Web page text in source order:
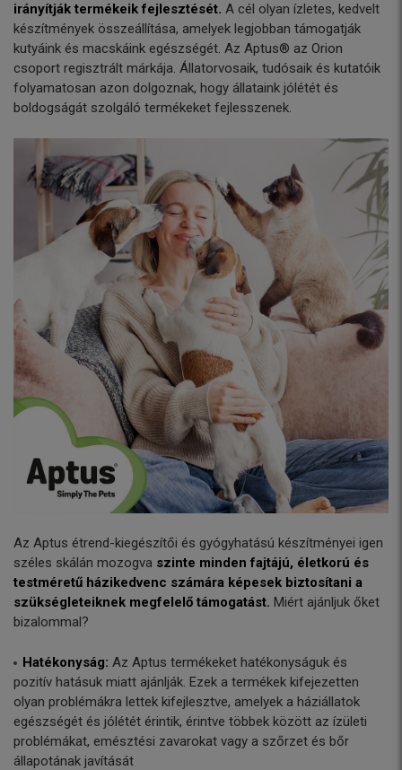
irányítják termékeik fejlesztését. A cél olyan ízletes, kedvelt
készítmények összeállítása, amelyek legjobban támogatják
kutyáink és macskáink egészségét. Az Aptus® az Orion
csoport regisztrált márkája. Állatorvosaik, tudósaik és kutatóik
folyamatosan azon dolgoznak, hogy állataink jólétét és
boldogságát szolgáló termékeket fejlesszenek.
Az Aptus étrend-kiegészítői és gyógyhatású készítményei igen
széles skálán mozogva szinte minden fajtájú, életkorú és
testméretű házikedvenc számára képesek biztosítani a
szükségleteiknek megfelelő támogatást. Miért ajánljuk őket
bizalommal?
Hatékonyság: Az Aptus termékeket hatékonyságuk és
pozitív hatásuk miatt ajánlják. Ezek a termékek kifejezetten
olyan problémákra lettek kifejlesztve, amelyek a háziállatok
egészségét és jólétét érintik, érintve többek között az ízületi
problémákat, emésztési zavarokat vagy a szőrzet és bőr
állapotának javítását